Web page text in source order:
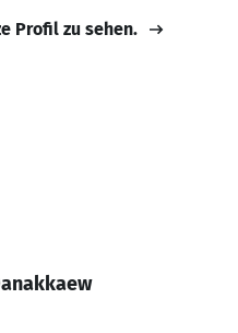
Profil zu sehen.